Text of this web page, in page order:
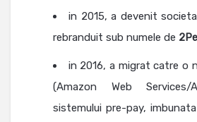
in 2015, a devenit
rebranduit sub numele de
in 2016, a migrat catre o
(Amazon Web Services/
sistemului pre-pay,